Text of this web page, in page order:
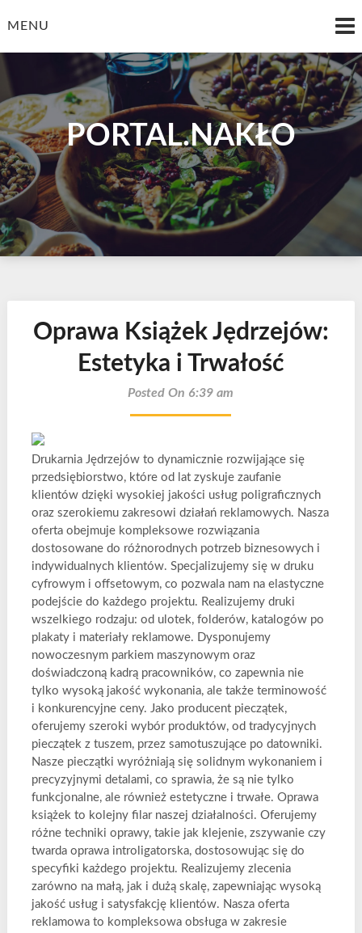
toMENU
PORTAL.NAKŁO
Oprawa Książek Jędrzejów:
Estetyka i Trwałość
Posted On 6:39 am
Drukarnia Jędrzejów to dynamicznie rozwijające się
przedsiębiorstwo, które od lat zyskuje zaufanie
klientów dzięki wysokiej jakości usług poligraficznych
oraz szerokiemu zakresowi działań reklamowych. Nasza
oferta obejmuje kompleksowe rozwiązania
dostosowane do różnorodnych potrzeb biznesowych i
indywidualnych klientów. Specjalizujemy się w druku
cyfrowym i offsetowym, co pozwala nam na elastyczne
podejście do każdego projektu. Realizujemy druki
wszelkiego rodzaju: od ulotek, folderów, katalogów po
plakaty i materiały reklamowe. Dysponujemy
nowoczesnym parkiem maszynowym oraz
doświadczoną kadrą pracowników, co zapewnia nie
tylko wysoką jakość wykonania, ale także terminowość
i konkurencyjne ceny. Jako producent pieczątek,
oferujemy szeroki wybór produktów, od tradycyjnych
pieczątek z tuszem, przez samotuszujące po datowniki.
Nasze pieczątki wyróżniają się solidnym wykonaniem i
precyzyjnymi detalami, co sprawia, że są nie tylko
funkcjonalne, ale również estetyczne i trwałe. Oprawa
książek to kolejny filar naszej działalności. Oferujemy
różne techniki oprawy, takie jak klejenie, zszywanie czy
twarda oprawa introligatorska, dostosowując się do
specyfiki każdego projektu. Realizujemy zlecenia
zarówno na małą, jak i dużą skalę, zapewniając wysoką
jakość usług i satysfakcję klientów. Nasza oferta
reklamowa to kompleksowa obsługa w zakresie